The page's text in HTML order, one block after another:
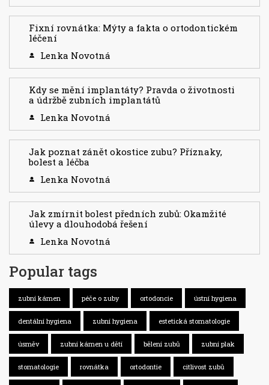
Fixní rovnátka: Mýty a fakta o ortodontickém
léčení
Lenka Novotná
Kdy se mění implantáty? Pravda o životnosti
a údržbě zubních implantátů
Lenka Novotná
Jak poznat zánět okostice zubu? Příznaky,
bolest a léčba
Lenka Novotná
Jak zmírnit bolest předních zubů: Okamžité
úlevy a dlouhodobá řešení
Lenka Novotná
Popular tags
zubní kámen péče o zuby ortodoncie ústní hygiena
dentální hygiena zubní hygiena estetická stomatologie
úsměv zubní kámen u dětí bělení zubů zubní plak
stomatologie rovnátka ortodontie citlivost zubů